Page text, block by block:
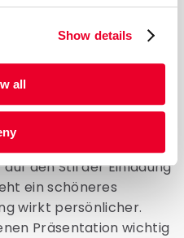
Show details
all
für
Feiern
und anderen festlichen
für zusätzliche
Umschlag auf das
den Stil der Einladung
ein schöneres
wirkt persönlicher.
Präsentation wichtig